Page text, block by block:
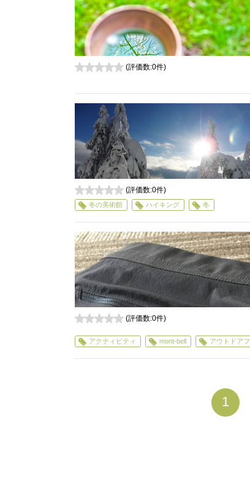
(評価数:0件)
0
(評価数:0件)
冬の美術館 ハイキング 冬
(評価数:0件)
アクティビティ mont-bell アウトドア
1